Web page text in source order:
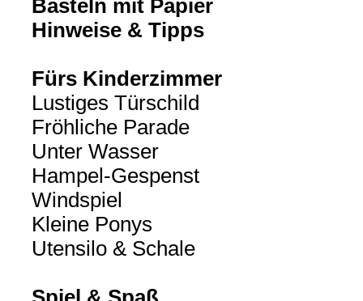
Basteln mit Papier
Hinweise & Tipps
Fürs Kinderzimmer
Lustiges Türschild
Fröhliche Parade
Unter Wasser
Hampel-Gespenst
Windspiel
Kleine Ponys
Utensilo & Schale